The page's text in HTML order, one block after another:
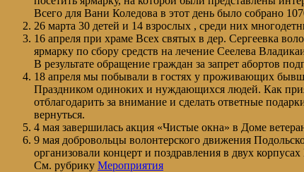
Всего для Вани Коледова в этот день было собрано
26 марта 30 детей и 14 взрослых , среди них
16 апреля при храме Всех святых в дер. Сергеевка
ярмарку по сбору средств на лечение Сеелева
В результате обращение граждан за запрет абортов
18 апреля мы побывали в гостях у проживающих
Праздником одиноких и нуждающихся людей. Как
отблагодарить за внимание и сделать ответные
вернуться.
4 мая завершилась акция «Чистые окна» в Доме
9 мая добровольцы волонтерского движения
организовали концерт и поздравления в двух
См. рубрику Мероприятия